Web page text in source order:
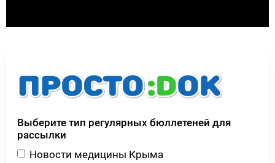
Выберите тип регулярных бюллетеней для
рассылки
Новости медицины Крыма